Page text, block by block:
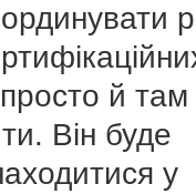
й там
Він буде
у